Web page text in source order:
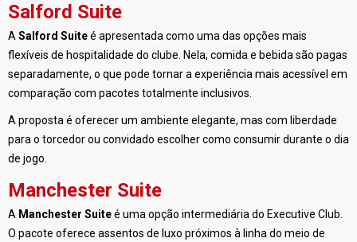
Salford Suite
A Salford Suiteé apresentada como uma das opções mais
flexíveis de hospitalidade do clube. Nela, comida e bebida são pagas
separadamente, o que pode tornar a experiência mais acessível em
comparação com pacotes totalmente inclusivos.
A proposta é oferecer um ambiente elegante, mas com liberdade
para o torcedor ou convidado escolher como consumir durante o dia
de jogo.
Manchester Suite
A Manchester Suiteé uma opção intermediária do Executive Club.
O pacote oferece assentos de luxo próximos à linha do meio de